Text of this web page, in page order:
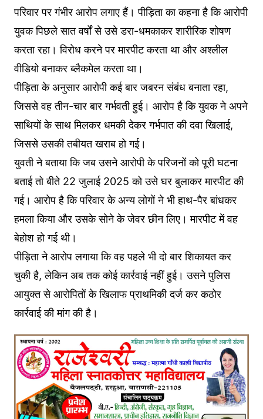
परिवार पर गंभीर आरोप लगाए हैं। पीड़िता का कहना है कि आरोपी
युवक पिछले सात वर्षों से उसे डरा-धमकाकर शारीरिक शोषण
करता रहा। विरोध करने पर मारपीट करता था और अश्लील
वीडियो बनाकर ब्लैकमेल करता था।
पीड़िता के अनुसार आरोपी कई बार जबरन संबंध बनाता रहा,
जिससे वह तीन-चार बार गर्भवती हुई। आरोप है कि युवक ने अपने
साथियों के साथ मिलकर धमकी देकर गर्भपात की दवा खिलाई,
जिससे उसकी तबीयत खराब हो गई।
युवती ने बताया कि जब उसने आरोपी के परिजनों को पूरी घटना
बताई तो बीते 22 जुलाई 2025 को उसे घर बुलाकर मारपीट की
गई। आरोप है कि परिवार के अन्य लोगों ने भी हाथ-पैर बांधकर
हमला किया और उसके सोने के जेवर छीन लिए। मारपीट में वह
बेहोश हो गई थी।
पीड़िता ने आरोप लगाया कि वह पहले भी दो बार शिकायत कर
चुकी है, लेकिन अब तक कोई कार्रवाई नहीं हुई। उसने पुलिस
आयुक्त से आरोपितों के खिलाफ प्राथमिकी दर्ज कर कठोर
कार्रवाई की मांग की है।